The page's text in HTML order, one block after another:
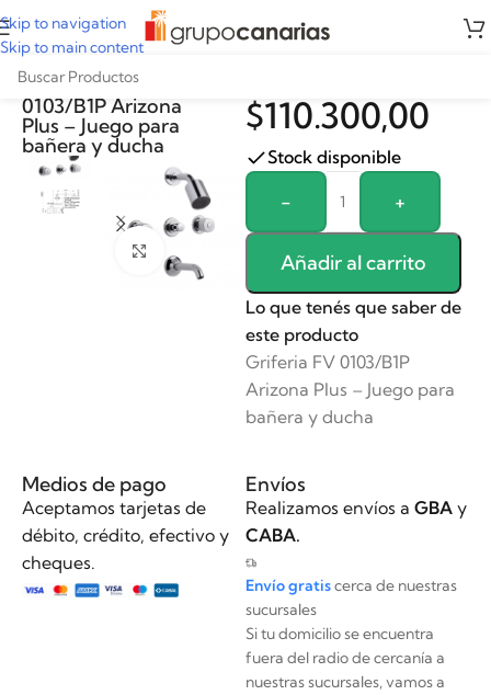
Skip to navigation
Skip to main content
Griferia FV
0103/B1P Arizona
Plus – Juego para
bañera y ducha
$110.300,00
Stock disponible
- +
Añadir al carrito
Alternative:
Lo que tenés que saber de
este producto
Griferia FV 0103/B1P
Arizona Plus – Juego para
bañera y ducha
Medios de pago
Aceptamos tarjetas de
débito, crédito, efectivo y
cheques.
Envíos
Realizamos envíos a GBAy
CABA.
Envío gratiscerca de nuestras
sucursales
Si tu domicilio se encuentra
fuera del radio de cercanía a
nuestras sucursales, vamos a